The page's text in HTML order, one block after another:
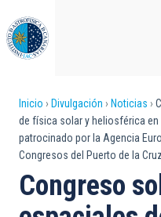
al
contenido
principal
Sobrescribir
enlaces
de
ayuda
Inicio Divulgación Noticias
de física solar y heliosférica en
patrocinado por la Agencia
Congresos del Puerto de la
Congreso